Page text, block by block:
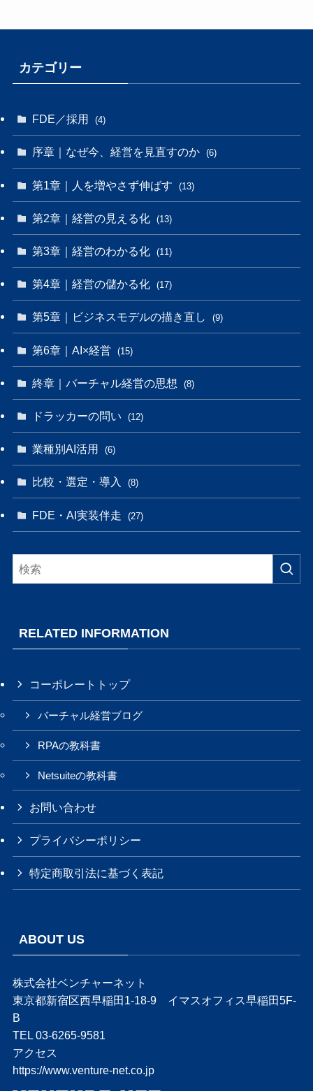
カテゴリー
FDE／採用 (4)
序章｜なぜ今、経営を見直すのか (6)
第1章｜人を増やさず伸ばす (13)
第2章｜経営の見える化 (13)
第3章｜経営のわかる化 (11)
第4章｜経営の儲かる化 (17)
第5章｜ビジネスモデルの描き直し (9)
第6章｜AI×経営 (15)
終章｜バーチャル経営の思想 (8)
ドラッカーの問い (12)
業種別AI活用 (6)
比較・選定・導入 (8)
FDE・AI実装伴走 (27)
RELATED INFORMATION
コーポレートトップ
バーチャル経営ブログ
RPAの教科書
Netsuiteの教科書
お問い合わせ
プライバシーポリシー
特定商取引法に基づく表記
ABOUT US
株式会社ベンチャーネット
東京都新宿区西早稲田1-18-9 イマスオフィス早稲田5F-
B
TEL 03-6265-9581
アクセス
https://www.venture-net.co.jp